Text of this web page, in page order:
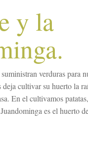
y la
verduras para
cultivar su huerto la
En el cultivamos
es el huerto